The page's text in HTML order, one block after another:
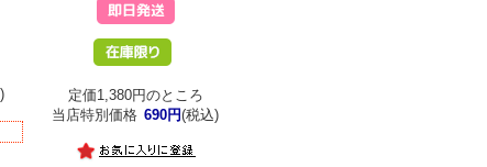
定価1,380円のところ
当店特別価格 690円(税込)